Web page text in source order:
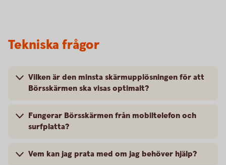
Tekniska frågor
Vilken är den minsta skärmupplösningen för att
Börsskärmen ska visas optimalt?
Fungerar Börsskärmen från mobiltelefon och
surfplatta?
Vem kan jag prata med om jag behöver hjälp?